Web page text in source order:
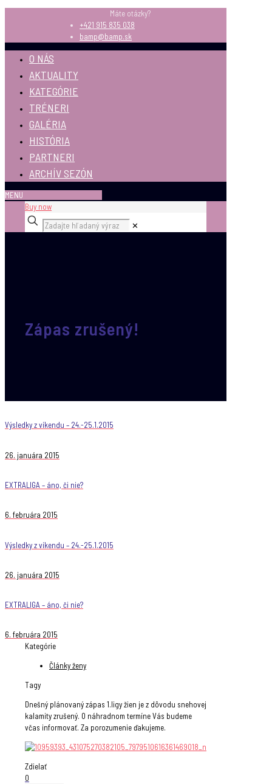
Máte otázky?
+421 915 835 038
bamp@bamp.sk
O NÁS
AKTUALITY
KATEGÓRIE
TRÉNERI
GALÉRIA
HISTÓRIA
PARTNERI
ARCHÍV SEZÓN
MENU
Buy now
✕
Zápas zrušený!
Výsledky z víkendu – 24.-25.1.2015
26. januára 2015
EXTRALIGA – áno, či nie?
6. februára 2015
Výsledky z víkendu – 24.-25.1.2015
26. januára 2015
EXTRALIGA – áno, či nie?
6. februára 2015
Kategórie
Články ženy
Tagy
Dnešný plánovaný zápas 1.ligy žien je z dôvodu snehovej
kalamity zrušený. O náhradnom termíne Vás budeme
včas informovať. Za porozumenie ďakujeme.
Zdielať
0